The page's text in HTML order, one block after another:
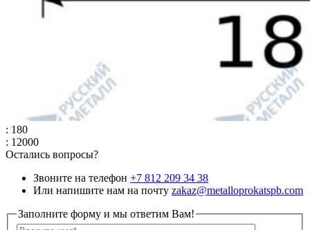
: 180
: 12000
Остались вопросы?
Звоните на телефон +7 812 209 34 38
Или напишите нам на почту zakaz@metalloprokatspb.com
Заполните форму и мы ответим Вам!